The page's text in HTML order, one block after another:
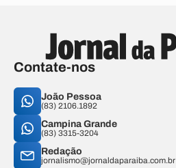
Contate-nos
João Pessoa
(83) 2106.1892
Campina Grande
(83) 3315-3204
Redação
jornalismo@jornaldaparaiba.com.br